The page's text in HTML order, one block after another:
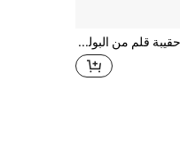
1 قطعة/2 قطعة حقيبة قلم من البولي يوريثان، حامل قلم جيب للطاقم الطبي، غلاف قلم ممرضة مانع للتسرب، حقيبة أقلام مكتبية بلون موحد بتصميم بسيط